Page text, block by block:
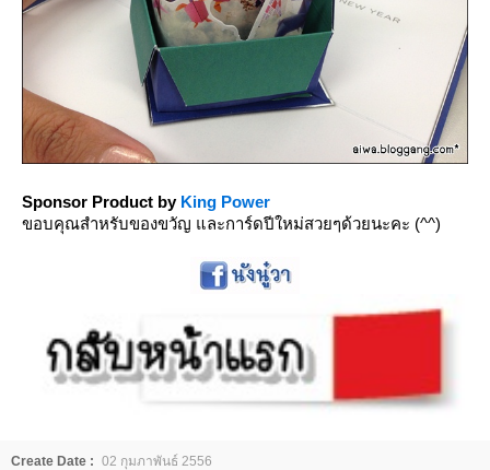
Sponsor Product by King Power
ขอบคุณสำหรับของขวัญ และการ์ดปีใหม่สวยๆด้วยนะคะ (^^)
Create Date : 02 กุมภาพันธ์ 2556